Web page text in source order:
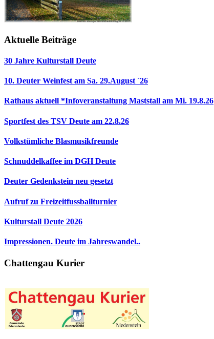
Aktuelle Beiträge
30 Jahre Kulturstall Deute
10. Deuter Weinfest am Sa. 29.August ´26
Rathaus aktuell *Infoveranstaltung Maststall am Mi. 19.8.26
Sportfest des TSV Deute am 22.8.26
Volkstümliche Blasmusikfreunde
Schnuddelkaffee im DGH Deute
Deuter Gedenkstein neu gesetzt
Aufruf zu Freizeitfussballturnier
Kulturstall Deute 2026
Impressionen. Deute im Jahreswandel..
Chattengau Kurier